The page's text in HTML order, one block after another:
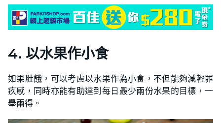
4. 以水果作小食
如果肚餓，可以考慮以水果作為小食，不但能夠減輕罪
疚感，同時亦能有助達到每日最少兩份水果的目標，一
舉兩得。